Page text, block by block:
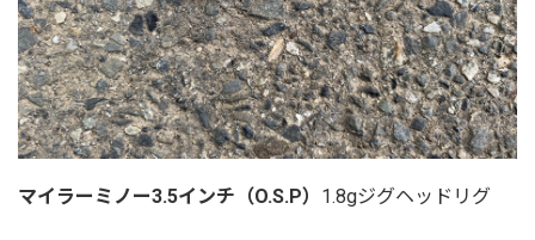
マイラーミノー3.5インチ（O.S.P） 1.8gジグヘッドリグ